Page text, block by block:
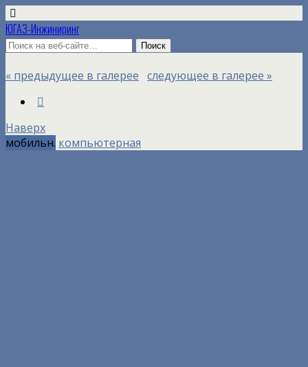
ЮГАЗ-Инжиниринг
« предыдущее в галерее следующее в галерее »
Наверх
мобильн. компьютерная